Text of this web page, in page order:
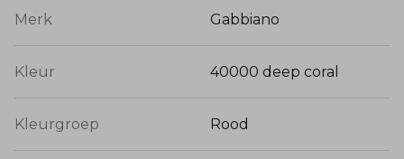
Merk Gabbiano
Kleur 40000 deep coral
Kleurgroep Rood